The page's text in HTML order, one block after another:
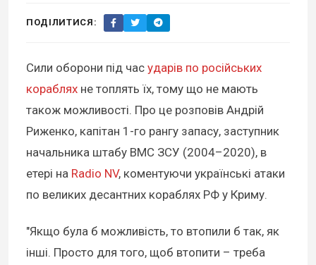
ПОДІЛИТИСЯ:
Сили оборони під час ударів по російських
кораблях не топлять їх, тому що не мають
також можливості. Про це розповів Андрій
Риженко, капітан 1-го рангу запасу, заступник
начальника штабу ВМС ЗСУ (2004–2020), в
етері на Radio NV, коментуючи українські атаки
по великих десантних кораблях РФ у Криму.
"Якщо була б можливість, то втопили б так, як
інші. Просто для того, щоб втопити – треба